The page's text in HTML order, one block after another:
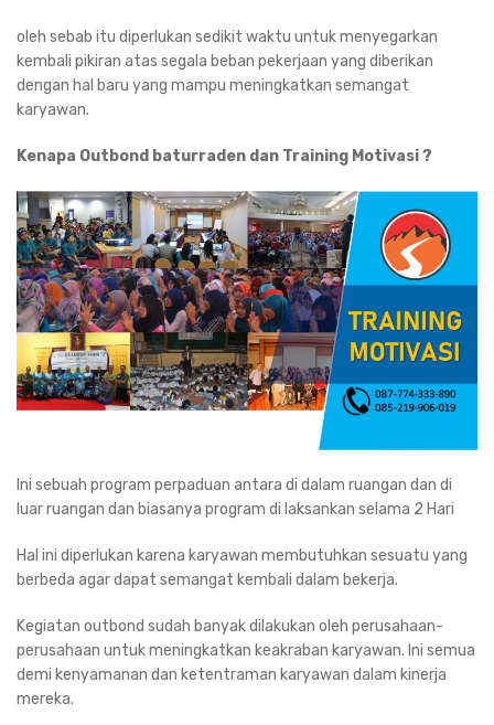
oleh sebab itu diperlukan sedikit waktu untuk menyegarkan
kembali pikiran atas segala beban pekerjaan yang diberikan
dengan hal baru yang mampu meningkatkan semangat
karyawan.
Kenapa Outbond baturraden dan Training Motivasi ?
Ini sebuah program perpaduan antara di dalam ruangan dan di
luar ruangan dan biasanya program di laksankan selama 2 Hari
Hal ini diperlukan karena karyawan membutuhkan sesuatu yang
berbeda agar dapat semangat kembali dalam bekerja.
Kegiatan outbond sudah banyak dilakukan oleh perusahaan-
perusahaan untuk meningkatkan keakraban karyawan. Ini semua
demi kenyamanan dan ketentraman karyawan dalam kinerja
mereka.